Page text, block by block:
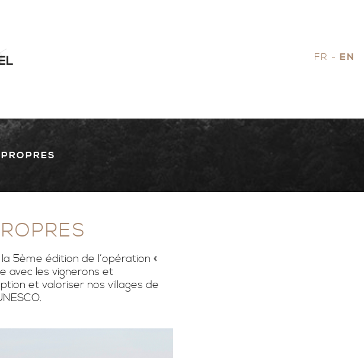
FR EN
5ème édition de l’opération «
avec les vignerons et
et valoriser nos villages de